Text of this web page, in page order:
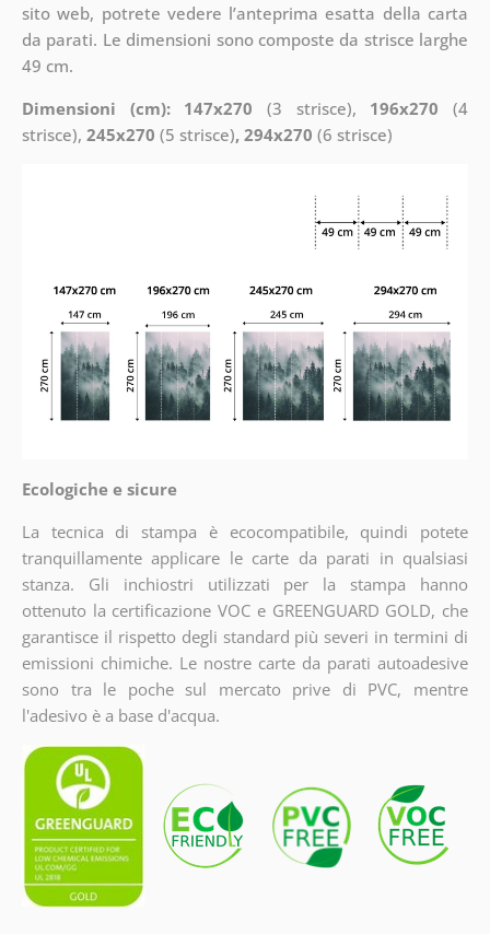
sito web, potrete vedere l’anteprima esatta della carta
da parati. Le dimensioni sono composte da strisce larghe
49 cm.
Dimensioni (cm): 147x270 (3 strisce), 196x270 (4
strisce), 245x270 (5 strisce), 294x270 (6 strisce)
Ecologiche e sicure
La tecnica di stampa è ecocompatibile, quindi potete
tranquillamente applicare le carte da parati in qualsiasi
stanza. Gli inchiostri utilizzati per la stampa hanno
ottenuto la certificazione VOC e GREENGUARD GOLD, che
garantisce il rispetto degli standard più severi in termini di
emissioni chimiche. Le nostre carte da parati autoadesive
sono tra le poche sul mercato prive di PVC, mentre
l'adesivo è a base d'acqua.